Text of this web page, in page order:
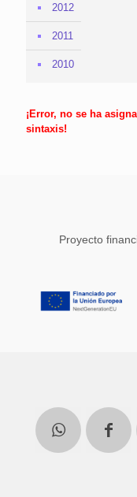
2012
2011
2010
¡Error, no se ha
sintaxis!
Proyecto